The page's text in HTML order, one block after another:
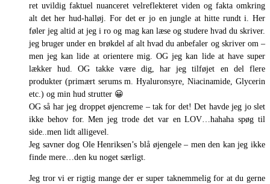
ret uvildig faktuel nuanceret velreflekteret viden og fakta omkring
alt det her hud-halløj. For det er jo en jungle at hitte rundt i. Her
føler jeg altid at jeg i ro og mag kan læse og studere hvad du skriver.
jeg bruger under en brøkdel af alt hvad du anbefaler og skriver om –
men jeg kan lide at orientere mig. OG jeg kan lide at have super
lækker hud. OG takke være dig, har jeg tilføjet en del flere
produkter (primært serums m. Hyaluronsyre, Niacinamide, Glycerin
etc.) og min hud strutter 😀
OG så har jeg droppet øjencreme – tak for det! Det havde jeg jo slet
ikke behov for. Men jeg trode det var en LOV…hahaha spøg til
side..men lidt alligevel.
Jeg savner dog Ole Henriksen’s blå øjengele – men den kan jeg ikke
finde mere…den ku noget særligt.
Jeg tror vi er rigtig mange der er super taknemmelig for at du gerne